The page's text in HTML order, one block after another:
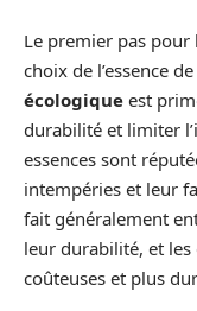
Le premier pas
choix de l’essence
écologique est
durabilité et limiter
essences sont
intempéries et leur
fait généralement
leur durabilité, et les
coûteuses et plus